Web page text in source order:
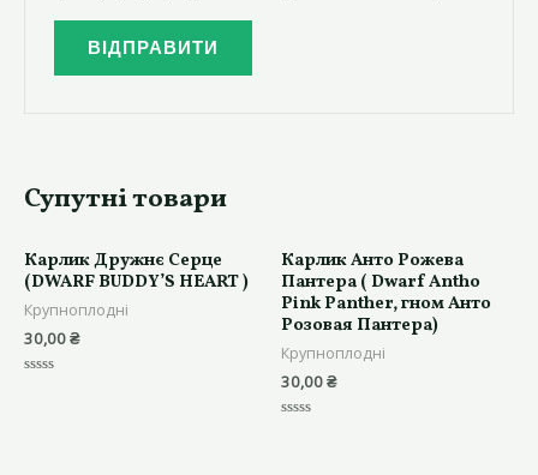
Супутні товари
Карлик Дружнє Серце
(DWARF BUDDY’S HEART )
Крупноплодні
30,00₴
Карлик Анто Рожева
Пантера ( Dwarf Antho
Pink Panther, гном Анто
Розовая Пантера)
Крупноплодні
30,00₴